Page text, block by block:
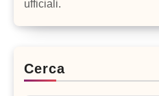
ufficiali.
Cerca